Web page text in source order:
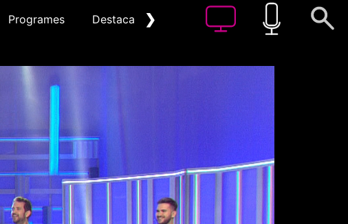
Programes Destacat ❯